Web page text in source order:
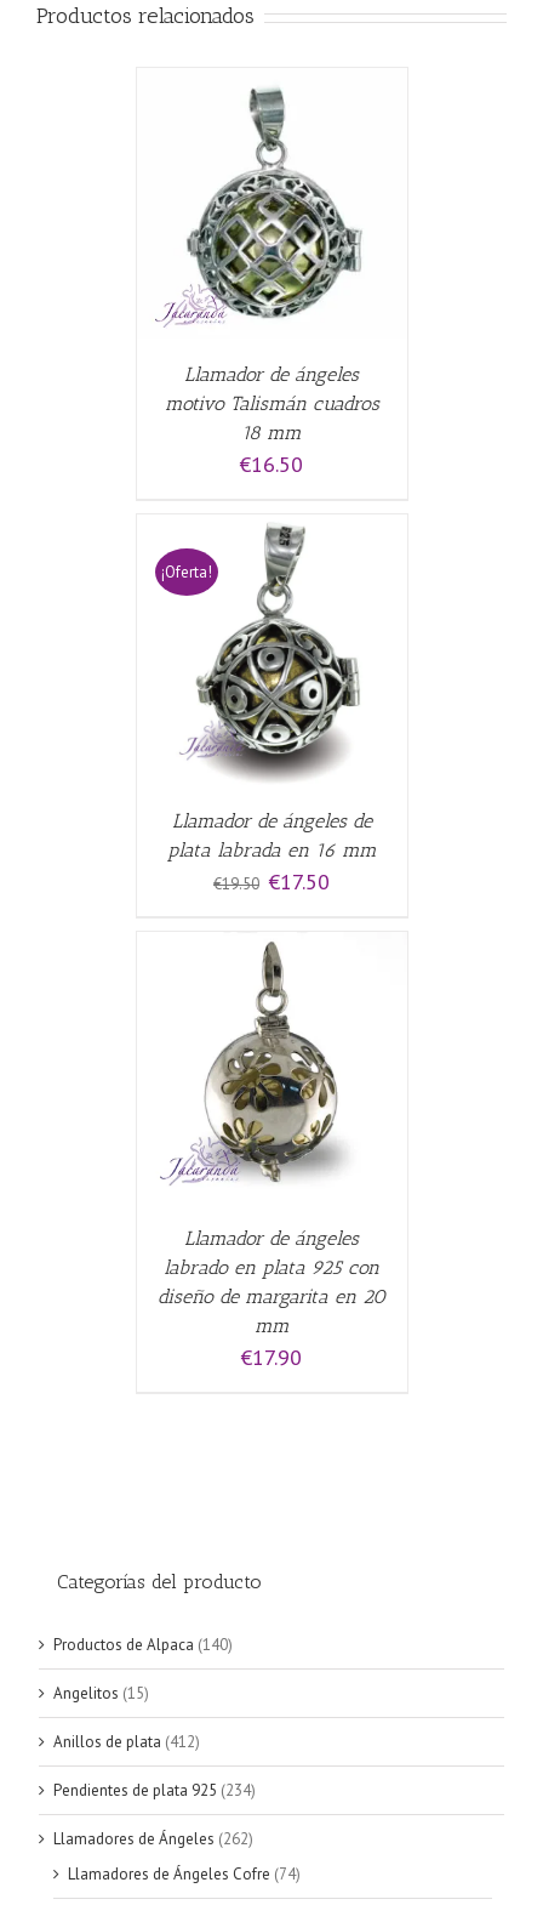
Productos relacionados
Llamador de ángeles
motivo Talismán cuadros
18 mm
€16.50
¡Oferta!
Llamador de ángeles de
plata labrada en 16 mm
€19.50 El
era:
€19.50.
€17.50
Llamador de ángeles
labrado en plata 925 con
diseño de margarita en 20
mm
€17.90
Categorías del producto
Productos de Alpaca (140)
Angelitos (15)
Anillos de plata (412)
Pendientes de plata 925 (234)
Llamadores de Ángeles (262)
Llamadores de Ángeles Cofre (74)